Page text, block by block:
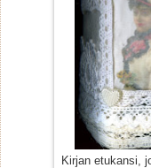
Kirjan etukansi,